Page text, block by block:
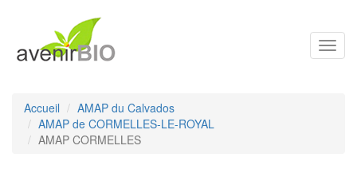
Accueil
AMAP du Calvados
AMAP de CORMELLES-LE-ROYAL
AMAP CORMELLES